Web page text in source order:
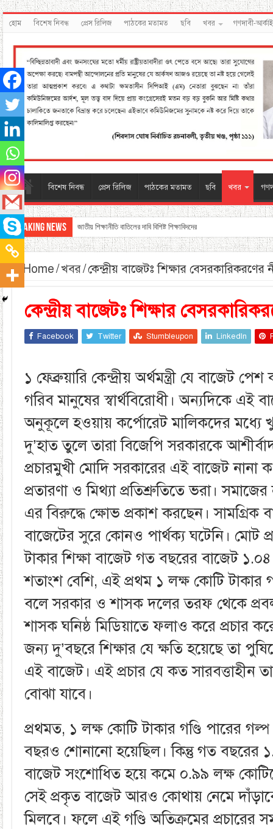
হোম বিশেষ নিবন্ধ প্রেস রিলিজ পাঠকের মতামত ছবি খবর গণদাবী-
বিশেষ নিবন্ধ প্রেস রিলিজ পাঠকের মতামত ছবি খবর
Breaking News জাতীয় শিক্ষানীতি বাতিলের দাবি বিশিষ্ট শিক্ষাবিদদের
Home/খবর/কেন্দ্রীয় বাজেটঃ শিক্ষার বেসরকারিকরণের
কেন্দ্রীয় বাজেটঃ শিক্ষার
Facebook Twitter Stumbleupon LinkedIn
১ ফেব্রুয়ারি কেন্দ্রীয় অর্থমন্ত্রী যে বাজেট
গরিব মানুষের স্বার্থবিরোধী। অন্যদিকে এই
অনুকূলে হওয়ায় কর্পোরেট মালিকদের মধ্যে
দু’হাত তুলে তারা বিজেপি সরকারকে
প্রচারমুখী মোদি সরকারের এই বাজেট
প্রতারণা ও মিথ্যা প্রতিশ্রুতিতে ভরা।
এর বিরুদ্ধে ক্ষোভ প্রকাশ করছেন। সামগ্রিক
বাজেটের সুরে কোনও পার্থক্য ঘটেনি। মোট
টাকার শিক্ষা বাজেট গত বছরের বাজেট
শতাংশ বেশি, এই প্রথম ১ লক্ষ কোটি টাকার
বলে সরকার ও শাসক দলের তরফ থেকে
শাসক ঘনিষ্ঠ মিডিয়াতে ফলাও করে প্রচার
জন্য দু’বছরে শিক্ষার যে ক্ষতি হয়েছে তা
এই বাজেট। এই প্রচার যে কত সারবত্তাহীন
বোঝা যাবে।
প্রথমত, ১ লক্ষ কোটি টাকার গণ্ডি পারের
বছরও শোনানো হয়েছিল। কিন্তু গত বছরের
বাজেট সংশোধিত হয়ে কমে ০.৯৯ লক্ষ
সেই প্রকৃত বাজেট আরও কোথায় নেমে
মিলবে। ফলে এই গণ্ডি অতিক্রমের প্রচারের